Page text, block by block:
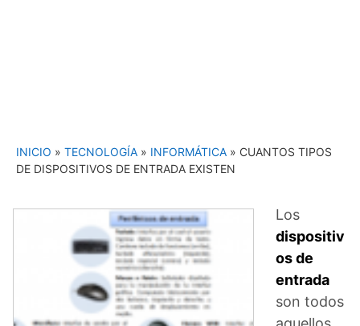
INICIO » TECNOLOGÍA » INFORMÁTICA » CUANTOS TIPOS
DE DISPOSITIVOS DE ENTRADA EXISTEN
Los
dispositiv
os de
entrada
son todos